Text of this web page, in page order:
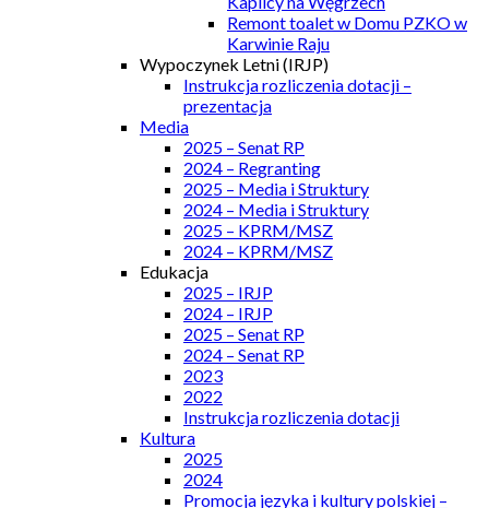
Remont toalet w Domu PZKO w
Karwinie Raju
Wypoczynek Letni (IRJP)
Instrukcja rozliczenia dotacji –
prezentacja
Media
2025 – Senat RP
2024 – Regranting
2025 – Media i Struktury
2024 – Media i Struktury
2025 – KPRM/MSZ
2024 – KPRM/MSZ
Edukacja
2025 – IRJP
2024 – IRJP
2025 – Senat RP
2024 – Senat RP
2023
2022
Instrukcja rozliczenia dotacji
Kultura
2025
2024
Promocja języka i kultury polskiej –